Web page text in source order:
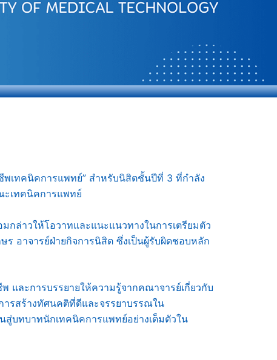
เทคนิคการแพทย์” สำหรับนิสิตชั้นปีที่ 3 ที่กำลัง
ะเทคนิคการแพทย์
ล่าวให้โอวาทและแนะแนวทางในการเตรียมตัว
อาจารย์ฝ่ายกิจการนิสิต ซึ่งเป็นผู้รับผิดชอบหลัก
ละการบรรยายให้ความรู้จากคณาจารย์เกี่ยวกับ
ารสร้างทัศนคติที่ดีและจรรยาบรรณใน
สู่บทบาทนักเทคนิคการแพทย์อย่างเต็มตัวใน